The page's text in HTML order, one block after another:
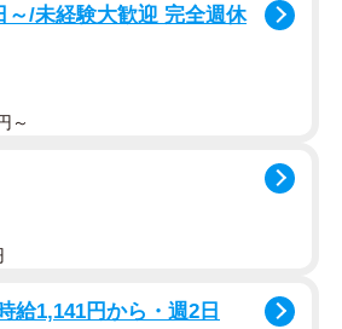
～/未経験大歓迎 完全週休
～
給1,141円から・週2日